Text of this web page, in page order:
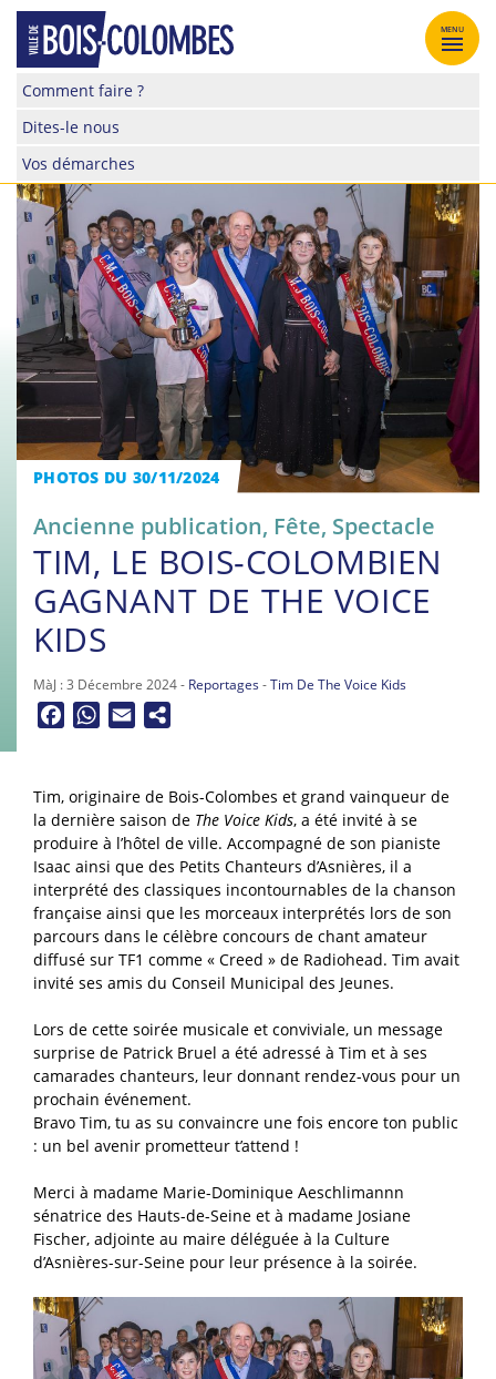
Skip
content
Site
de
la
de
Bois-
Colombes
Comment faire ?
Dites-le nous
Vos démarches
MENU
PHOTOS DU 30/11/2024
Ancienne publication, Fête, Spectacle
TIM, LE BOIS-COLOMBIEN
GAGNANT DE THE VOICE
KIDS
MàJ : 3 Décembre 2024 - Reportages-Tim De The Voice Kids
FacebookWhatsApp
Email
Tim, originaire de Bois-Colombes et grand vainqueur de
la dernière saison de The Voice Kids, a été invité à se
produire à l’hôtel de ville. Accompagné de son pianiste
Isaac ainsi que des Petits Chanteurs d’Asnières, il a
interprété des classiques incontournables de la chanson
française ainsi que les morceaux interprétés lors de son
parcours dans le célèbre concours de chant amateur
diffusé sur TF1 comme « Creed » de Radiohead. Tim avait
invité ses amis du Conseil Municipal des Jeunes.
Lors de cette soirée musicale et conviviale, un message
surprise de Patrick Bruel a été adressé à Tim et à ses
camarades chanteurs, leur donnant rendez-vous pour un
prochain événement.
Bravo Tim, tu as su convaincre une fois encore ton public
: un bel avenir prometteur t’attend !
Merci à madame Marie-Dominique Aeschlimannn
sénatrice des Hauts-de-Seine et à madame Josiane
Fischer, adjointe au maire déléguée à la Culture
d’Asnières-sur-Seine pour leur présence à la soirée.